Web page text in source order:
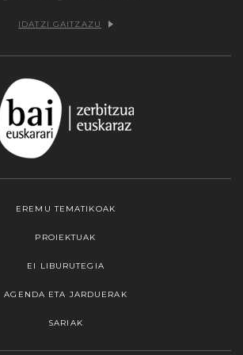
IDATZI GAITZAZU
EREMU TEMATIKOAK
PROIEKTUAK
EI LIBURUTEGIA
AGENDA ETA JARDUERAK
SARIAK